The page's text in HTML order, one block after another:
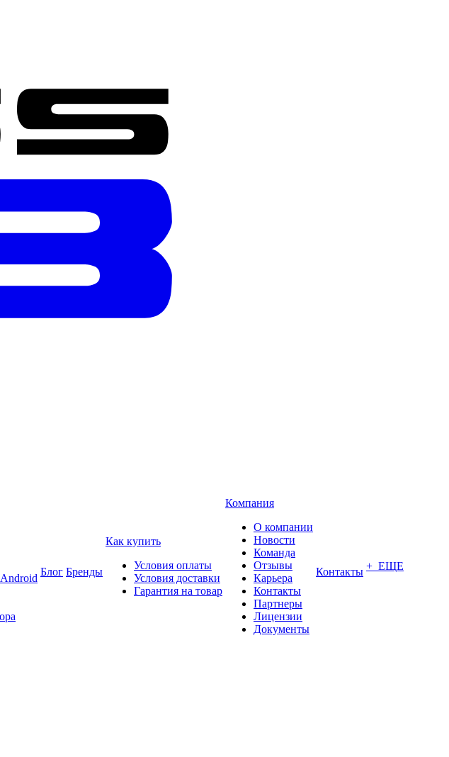
Блог Бренды
Как купить
Условия оплаты
Условия доставки
Гарантия на товар
Компания
О компании
Новости
Команда
Отзывы
Карьера
Контакты
Партнеры
Лицензии
Документы
Контакты + ЕЩЕ